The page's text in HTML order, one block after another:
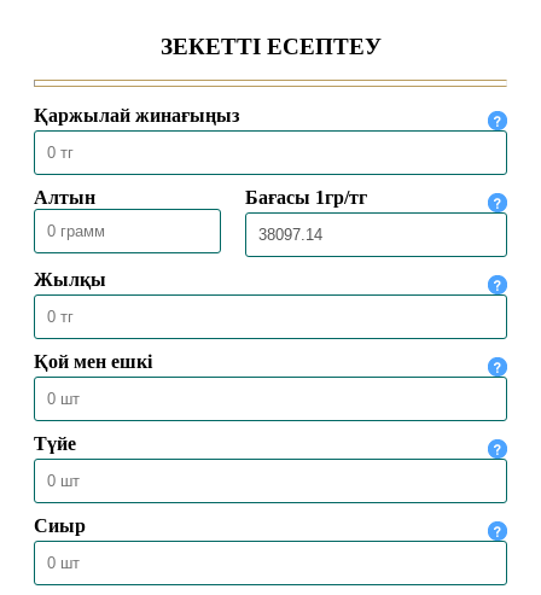
24.07.2026 1423
ҚОЛЖАЗБАЛАРДА ҰЛТТЫҢ
ҚҰНДЫЛЫҒЫ ҚАТТАЛҒАН
23.07.2026